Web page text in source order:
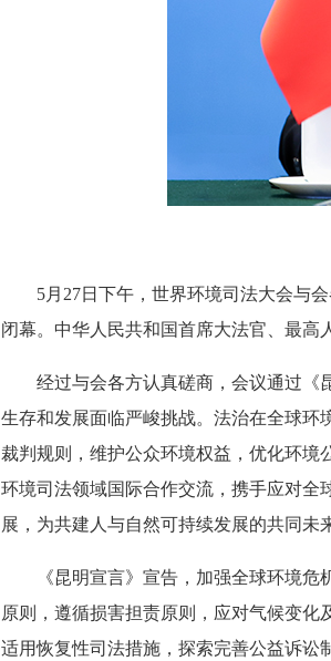
5月27日下午，世界环境司法大会与会
闭幕。中华人民共和国首席大法官、最高
经过与会各方认真磋商，会议通过《昆
生存和发展面临严峻挑战。法治在全球环
裁判规则，维护公众环境权益，优化环
环境司法领域国际合作交流，携手应对全
展，为共建人与自然可持续发展的共同未
《昆明宣言》宣告，加强全球环境危机
原则，遵循损害担责原则，应对气候变
适用恢复性司法措施，探索完善公益诉讼